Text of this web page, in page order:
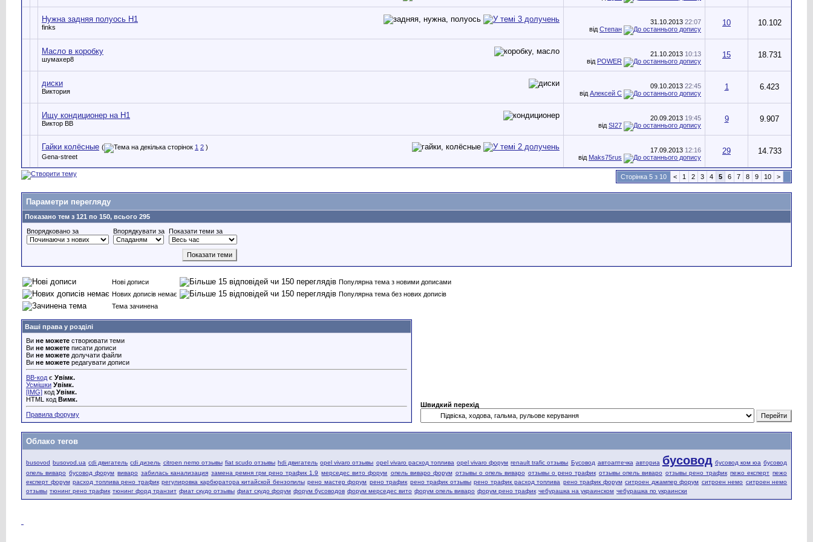
Нужна задняя полуось Н1
finks
31.10.2013 22:07
від Степан
10 10.102
Масло в коробку
шумахер8
21.10.2013 10:13
від POWER
15 18.731
диски
Виктория
09.10.2013 22:45
від Алексей С
1 6.423
Ищу кондиционер на H1
Виктор ВВ
20.09.2013 19:45
від SI27
9 9.907
Гайки колёсные ( 1 2 )
Gena-street
17.09.2013 12:16
від Maks75rus
29 14.733
Сторінка 5 з 10 < 1 2 3 4 5 6 7 8 9 10 >
Параметри перегляду
Показано тем з 121 по 150, всього 295
Впорядковано за
Впорядкувати за Показати теми за
Нові дописи
Популярна тема з новими дописами
Нових дописів немає
Популярна тема без нових дописів
Тема зачинена
Ваші права у розділі
Ви не можете створювати теми
Ви не можете писати дописи
Ви не можете долучати файли
Ви не можете редагувати дописи
BB-код є Увімк.
Усмішки Увімк.
[IMG] код Увімк.
HTML код Вимк.
Правила форуму
Швидкий перехід
Облако тегов
busovod busovod.ua cdi двигатель cdi дизель citroen nemo отзывы fiat scudo отзывы hdi двигатель opel vivaro отзывы opel vivaro расход топлива opel vivaro форум renault trafic отзывы Бусовод автоаптечка авториа бусовод бусовод ком юа бусовод
опель виваро бусовод форум виваро забилась канализация замена ремня грм рено трафик 1.9 мерседес вито форум опель виваро форум отзывы о опель виваро отзывы о рено трафик отзывы опель виваро отзывы рено трафик пежо експерт пежо
експерт форум расход топлива рено трафик регулировка карбюратора китайской бензопилы рено мастер форум рено трафик рено трафик отзывы рено трафик расход топлива рено трафик форум ситроен джампер форум ситроен немо ситроен немо
отзывы тюнинг рено трафик тюнинг форд транзит фиат скудо отзывы фиат скудо форум форум бусоводов форум мерседес вито форум опель виваро форум рено трафик чебурашка на украинском чебурашка по украински